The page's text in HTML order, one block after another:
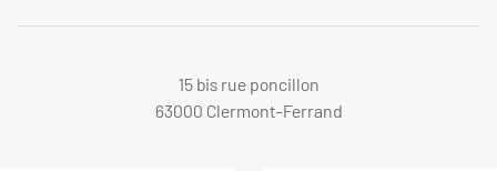
15 bis rue poncillon
63000 Clermont-Ferrand